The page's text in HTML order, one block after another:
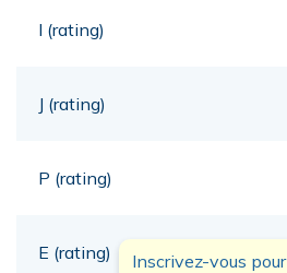
I (rating)
J (rating)
P (rating)
E (rating) Inscrivez-vous